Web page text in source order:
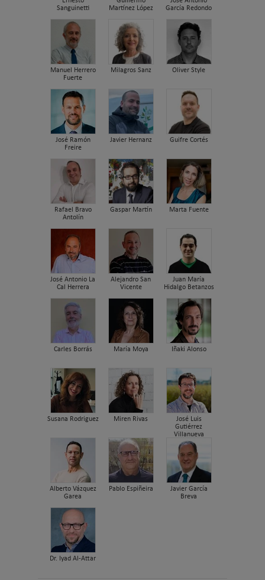
Sanguinetti
Martínez López
García Redondo
Manuel Herrero
Fuerte
Milagros Sanz Oliver Style
José Ramón
Freire
Javier Hernanz Guifre Cortés
Rafael Bravo
Antolín
Gaspar Martín Marta Fuente
José Antonio La
Cal Herrera
Alejandro San
Vicente
Juan María
Hidalgo Betanzos
Carles Borrás María Moya Iñaki Alonso
Susana Rodriguez Miren Rivas
José Luis
Gutiérrez
Villanueva
Alberto Vázquez
Garea
Pablo Espiñeira
Javier García
Breva
Dr. Iyad Al-Attar